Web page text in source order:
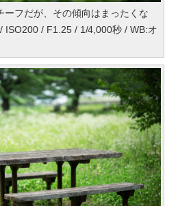
ーフだが、その傾向はまったくな
ISO200 / F1.25 / 1/4,000秒 / WB:オ